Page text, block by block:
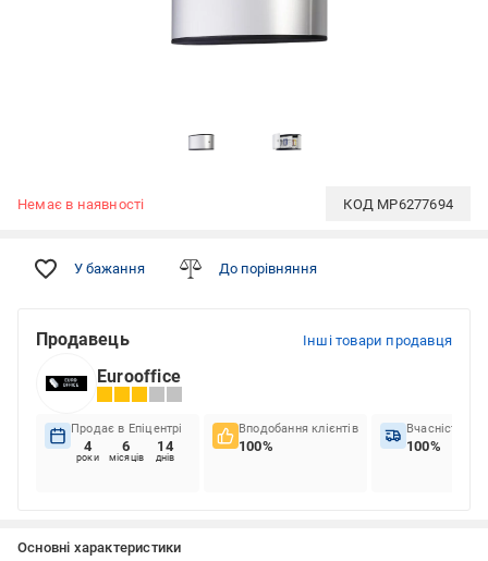
Немає в наявності КОД MP6277694
У бажання До порівняння
Продавець Інші товари продавця
Eurooffice
Продає в Епіцентрі
4
роки
6
місяців
14
днів
Вподобання клієнтів
100%
Вчасність
100%
Основні характеристики